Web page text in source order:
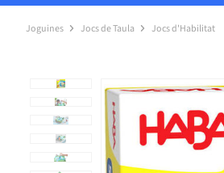
Joguines Jocs de Taula Jocs d'Habilitat